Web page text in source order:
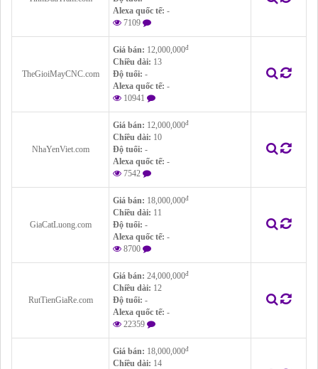
Alexa quốc tế: -
7109
TheGioiMayCNC.com
Giá bán: 12,000,000đ
Chiều dài: 13
Độ tuổi: -
Alexa quốc tế: -
10941
NhaYenViet.com
Giá bán: 12,000,000đ
Chiều dài: 10
Độ tuổi: -
Alexa quốc tế: -
7542
GiaCatLuong.com
Giá bán: 18,000,000đ
Chiều dài: 11
Độ tuổi: -
Alexa quốc tế: -
8700
RutTienGiaRe.com
Giá bán: 24,000,000đ
Chiều dài: 12
Độ tuổi: -
Alexa quốc tế: -
22359
Giá bán: 18,000,000đ
Chiều dài: 14